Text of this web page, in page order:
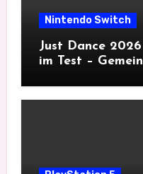
Nintendo Switch
Just Dance
im Test –